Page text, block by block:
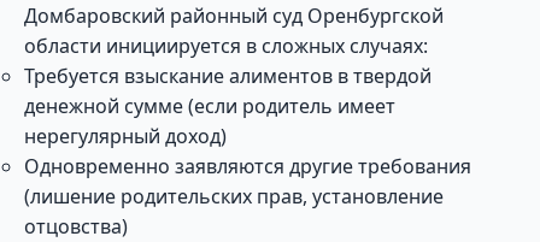
Домбаровский районный суд Оренбургской
области инициируется в сложных случаях:
Требуется взыскание алиментов в твердой
денежной сумме (если родитель имеет
нерегулярный доход)
Одновременно заявляются другие требования
(лишение родительских прав, установление
отцовства)